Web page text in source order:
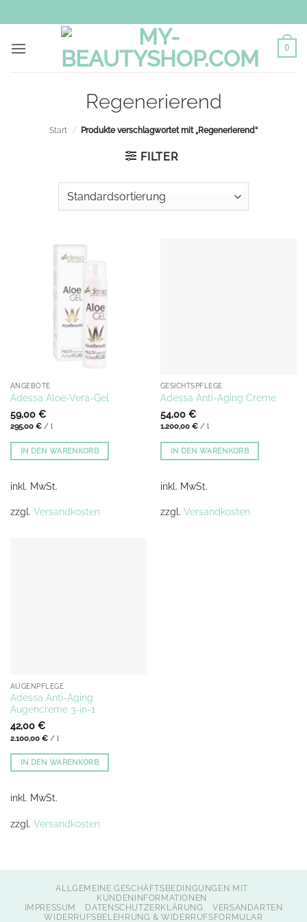
Inhalt
springen
0
Regenerierend
Start / Produkte verschlagwortet mit „Regenerierend“
FILTER
ANGEBOTE
Adessa Aloe-Vera-Gel
59,00 €
295,00 €/ l
IN DEN WARENKORB
inkl. MwSt.
zzgl. Versandkosten
GESICHTSPFLEGE
Adessa Anti-Aging Creme
54,00 €
1.200,00 €/ l
IN DEN WARENKORB
inkl. MwSt.
zzgl. Versandkosten
AUGENPFLEGE
Adessa Anti-Aging
Augencreme 3-in-1
42,00 €
2.100,00 €/ l
IN DEN WARENKORB
inkl. MwSt.
zzgl. Versandkosten
ALLGEMEINE GESCHÄFTSBEDINGUNGEN MIT
KUNDENINFORMATIONEN
IMPRESSUM
DATENSCHUTZERKLÄRUNG
VERSANDARTEN
WIDERRUFSBELEHRUNG & WIDERRUFSFORMULAR